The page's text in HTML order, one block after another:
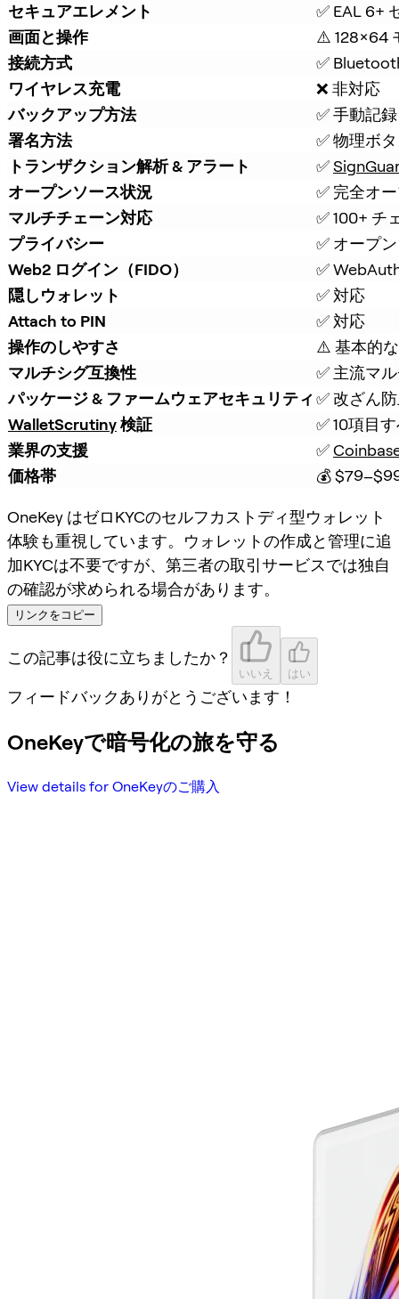
セキュアエレメント
✅ EAL 6+
画面と操作
⚠️ 128×64
接続方式
✅
ワイヤレス充電
❌ 非対応
バックアップ方法
✅ 手動記
署名方法
✅ 物理ボ
トランザクション解析 & アラート
✅
オープンソース状況
✅ 完全オ
マルチチェーン対応
✅ 100+ チ
プライバシー
✅ オープ
Web2 ログイン（FIDO）
✅
隠しウォレット
✅ 対応
Attach to PIN
✅ 対応
操作のしやすさ
⚠️ 基本的
マルチシグ互換性
✅ 主流マ
パッケージ & ファームウェアセキュリティ✅ 改ざん
WalletScrutiny 検証
✅ 10項目
業界の支援
✅
価格帯
💰
OneKey はゼロKYCのセルフカストディ型ウォレット
体験も重視しています。ウォレットの作成と管理に追
加KYCは不要ですが、第三者の取引サービスでは独自
の確認が求められる場合があります。
リンクをコピー
この記事は役に立ちましたか？
いいえ はい
フィードバックありがとうございます！
OneKeyで暗号化の旅を守る
View details for OneKeyのご購入